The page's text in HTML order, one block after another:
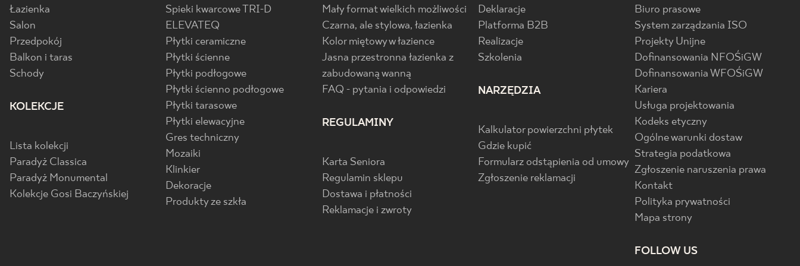
Łazienka
Salon
Przedpokój
Balkon i taras
Schody
KOLEKCJE
Lista kolekcji
Paradyż Classica
Paradyż Monumental
Kolekcje Gosi Baczyńskiej
Spieki kwarcowe TRI-D
ELEVATEQ
Płytki ceramiczne
Płytki ścienne
Płytki podłogowe
Płytki ścienno podłogowe
Płytki tarasowe
Płytki elewacyjne
Gres techniczny
Mozaiki
Klinkier
Dekoracje
Produkty ze szkła
Mały format wielkich możliwości
Czarna, ale stylowa, łazienka
Kolor miętowy w łazience
Jasna przestronna łazienka z
zabudowaną wanną
FAQ - pytania i odpowiedzi
REGULAMINY
Karta Seniora
Regulamin sklepu
Dostawa i płatności
Reklamacje i zwroty
Deklaracje
Platforma B2B
Realizacje
Szkolenia
NARZĘDZIA
Kalkulator powierzchni płytek
Gdzie kupić
Formularz odstąpienia od umowy
Zgłoszenie reklamacji
Biuro prasowe
System zarządzania ISO
Projekty Unijne
Dofinansowania NFOŚiGW
Dofinansowania WFOŚiGW
Kariera
Usługa projektowania
Kodeks etyczny
Ogólne warunki dostaw
Strategia podatkowa
Zgłoszenie naruszenia prawa
Kontakt
Polityka prywatności
Mapa strony
FOLLOW US